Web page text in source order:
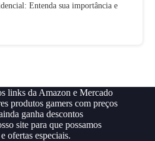
Entenda sua importância e
links da Amazon e Mercado
produtos gamers com preços
ganha descontos
site para que possamos
ofertas especiais.